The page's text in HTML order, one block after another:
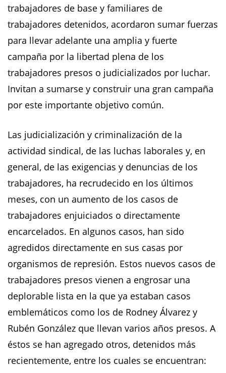
trabajadores de base y familiares de
trabajadores detenidos, acordaron sumar fuerzas
para llevar adelante una amplia y fuerte
campaña por la libertad plena de los
trabajadores presos o judicializados por luchar.
Invitan a sumarse y construir una gran campaña
por este importante objetivo común.
Las judicialización y criminalización de la
actividad sindical, de las luchas laborales y, en
general, de las exigencias y denuncias de los
trabajadores, ha recrudecido en los últimos
meses, con un aumento de los casos de
trabajadores enjuiciados o directamente
encarcelados. En algunos casos, han sido
agredidos directamente en sus casas por
organismos de represión. Estos nuevos casos de
trabajadores presos vienen a engrosar una
deplorable lista en la que ya estaban casos
emblemáticos como los de Rodney Álvarez y
Rubén González que llevan varios años presos. A
éstos se han agregado otros, detenidos más
recientemente, entre los cuales se encuentran: